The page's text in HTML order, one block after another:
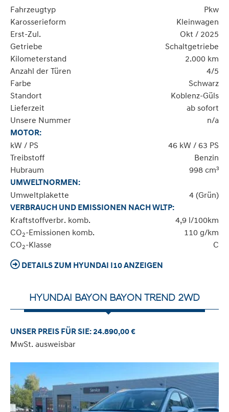
Fahrzeugtyp
Pkw
Karosserieform
Kleinwagen
Erst-Zul.
Okt / 2025
Getriebe
Schaltgetriebe
Kilometerstand
2.000 km
Anzahl der Türen
4/5
Farbe
Schwarz
Standort
Koblenz-Güls
Lieferzeit
ab sofort
Unsere Nummer
n/a
MOTOR:
kW / PS
46 kW / 63 PS
Treibstoff
Benzin
Hubraum
998 cm³
UMWELTNORMEN:
Umweltplakette
4 (Grün)
VERBRAUCH UND EMISSIONEN NACH WLTP:
Kraftstoffverbr. komb.
4,9 l/100km
CO2-Emissionen komb.
110 g/km
CO2-Klasse C
DETAILS ZUM HYUNDAI I10 ANZEIGEN
HYUNDAI BAYON BAYON TREND 2WD
UNSER PREIS FÜR SIE: 24.890,00 €
MwSt. ausweisbar